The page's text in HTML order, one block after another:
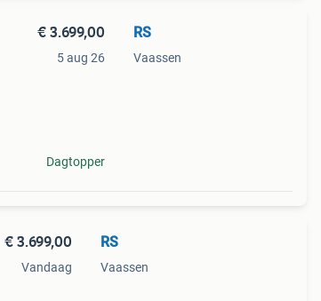
€ 3.699,00
5 aug 26
Dagtopper
RS
Vaassen
€ 3.699,00
Vandaag
RS
Vaassen